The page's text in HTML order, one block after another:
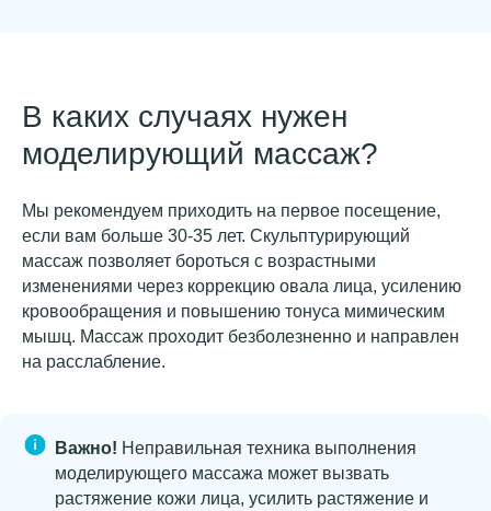
В каких случаях нужен
моделирующий массаж?
Мы рекомендуем приходить на первое посещение,
если вам больше 30-35 лет. Скульптурирующий
массаж позволяет бороться с возрастными
изменениями через коррекцию овала лица, усилению
кровообращения и повышению тонуса мимическим
мышц. Массаж проходит безболезненно и направлен
на расслабление.
Важно! Неправильная техника выполнения
моделирующего массажа может вызвать
растяжение кожи лица, усилить растяжение и